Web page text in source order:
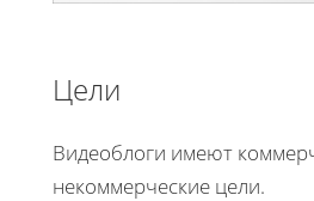
Цели
Видеоблоги имеют
некоммерческие цели.